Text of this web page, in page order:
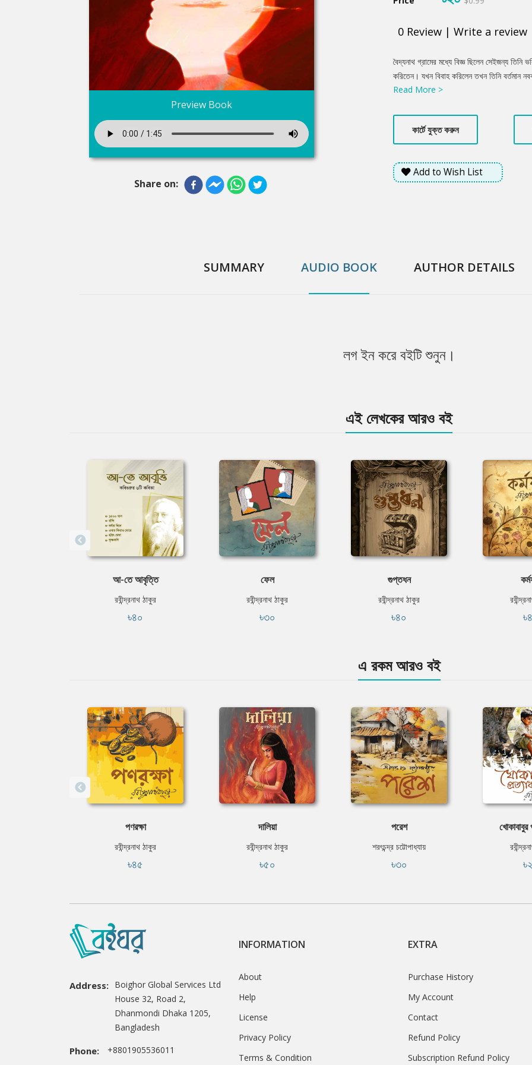
Preview Book
Share on:
0 Review | Write a review
Product
Summery
বৈদ্যনাথ গ্রামের মধ্যে বিজ্ঞ ছিলেন সেইজন্য তিনি
করিতেন। যখন বিবাহ করিলেন তখন তিনি বর্তমান
পাইয়াছিলেন। শুভদৃষ্টির সময় এতটা দূরদৃষ্টি প্রায়
করিয়াছিলেন।...
Read More >
কার্টে যুক্ত করুন
Add to Wish List
SUMMARY AUDIO BOOK AUTHOR DETAILS
লগ ইন করে বইটি শুনুন।
এই লেখকের আরও বই
আ-তে আবৃত্তি
রবীন্দ্রনাথ ঠাকুর
৳৪০
ফেল
রবীন্দ্রনাথ ঠাকুর
৳৩০
গুপ্তধন
রবীন্দ্রনাথ ঠাকুর
৳৪০
এ রকম আরও বই
পণরক্ষা
রবীন্দ্রনাথ ঠাকুর
৳৪৫
দালিয়া
রবীন্দ্রনাথ ঠাকুর
৳৫০
পরেশ
শরৎচন্দ্র চট্টোপাধ্যায়
৳৩০
খোকাবাবুর
Address: Boighor Global Services Ltd
House 32, Road 2,
Dhanmondi Dhaka 1205,
Bangladesh
Phone: +8801905536011
INFORMATION
About
Help
License
Privacy Policy
Terms & Condition
EXTRA
Purchase History
My Account
Contact
Refund Policy
Subscription Refund Policy